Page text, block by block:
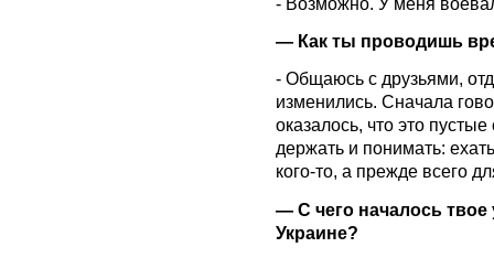
— Как ты проводишь
- Общаюсь с друзьями,
изменились. Сначала
оказалось, что это
держать и понимать:
кого-то, а прежде всего
— С чего началось твое
Украине?